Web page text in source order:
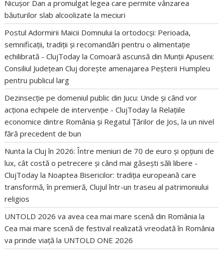
Nicușor Dan a promulgat legea care permite vânzarea
băuturilor slab alcoolizate la meciuri
Postul Adormirii Maicii Domnului la ortodocși: Perioada,
semnificații, tradiții și recomandări pentru o alimentație
echilibrată - ClujToday laComoară ascunsă din Munții Apuseni:
Consiliul Județean Cluj dorește amenajarea Peșterii Humpleu
pentru publicul larg
Dezinsecție pe domeniul public din Jucu: Unde și când vor
acționa echipele de intervenție - ClujToday la Relațiile
economice dintre România și Regatul Țărilor de Jos, la un nivel
fără precedent de bun
Nunta la Cluj în 2026: Între meniuri de 70 de euro și opțiuni de
lux, cât costă o petrecere și când mai găsești săli libere -
ClujToday la Noaptea Bisericilor: tradiția europeană care
transformă, în premieră, Clujul într-un traseu al patrimoniului
religios
UNTOLD 2026 va avea cea mai mare scenă din România la
Cea mai mare scenă de festival realizată vreodată în România
va prinde viață la UNTOLD ONE 2026